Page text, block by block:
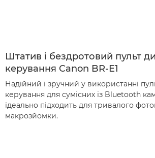
Штатив і бездротовий пульт
керування Canon BR-E1
Надійний і зручний у використанні
керування для сумісних із Bluetooth
ідеально підходить для тривалого
макрозйомки.